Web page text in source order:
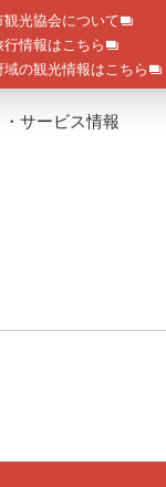
観光協会について
行情報はこちら
域の観光情報はこちら
サービス情報